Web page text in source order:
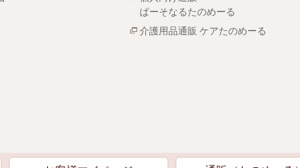
ぱーそなるたのめーる
介護用品通販 ケアたのめーる